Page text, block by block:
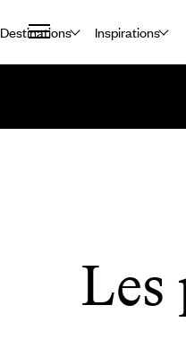
Destinations Inspirations
Les